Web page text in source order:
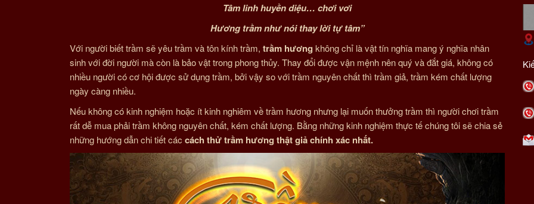
Tâm linh huyền diệu… chơi vơi
Hương trầm như nói thay lời tự tâm”
Với người biết trầm sẽ yêu trầm và tôn kính trầm, trầm hương không chỉ là vật tín nghĩa mang ý nghĩa nhân
sinh với đời người mà còn là bảo vật trong phong thủy. Thay đổi được vận mệnh nên quý và đắt giá, không có
nhiều người có cơ hội được sử dụng trầm, bởi vậy so với trầm nguyên chất thì trầm giả, trầm kém chất lượng
ngày càng nhiều.
Nếu không có kinh nghiệm hoặc ít kinh nghiêm về trầm hương nhưng lại muốn thưởng trầm thì người chơi trầm
rất dễ mua phải trầm không nguyên chất, kém chất lượng. Bằng những kinh nghiệm thực tế chúng tôi sẽ chia sẻ
những hướng dẫn chi tiết các cách thử trầm hương thật giả chính xác nhất.